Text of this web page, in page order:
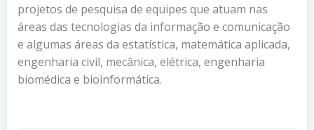
projetos de pesquisa de equipes que atuam nas
áreas das tecnologias da informação e comunicação
e algumas áreas da estatística, matemática aplicada,
engenharia civil, mecânica, elétrica, engenharia
biomédica e bioinformática.